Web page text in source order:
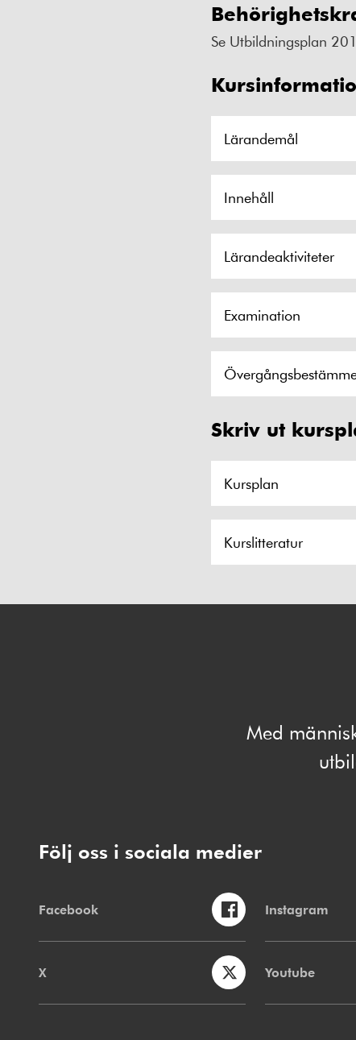
Se Utbildningsplan
Lärandemål
Innehåll
Lärandeaktiviteter
Examination
Skriv ut
Kursplan
Kurslitteratur
Med
Följ oss i sociala medier
Facebook Instagram
X Youtube